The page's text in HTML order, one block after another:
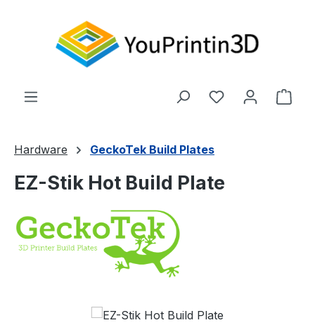
Du hast 0
Hardware GeckoTek Build Plates
EZ-Stik Hot Build Plate
Bildergalerie überspringen